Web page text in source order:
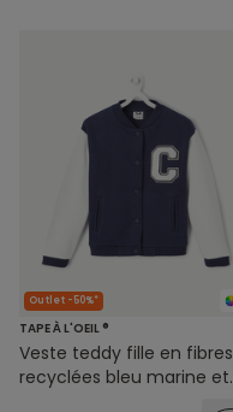
Outlet -50%*
TAPE À L'OEIL ®
Veste teddy fille en fibres
recyclées bleu marine et